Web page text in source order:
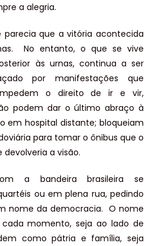
a alegria.
parecia que a vitória acontecida
No entanto, o que se vive
às urnas, continua a ser
por manifestações que
o direito de ir e vir,
podem dar o último abraço à
em hospital distante; bloqueiam
para tomar o ônibus que o
devolveria a visão.
a bandeira brasileira se
ou em plena rua, pedindo
nome da democracia. O nome
momento, seja ao lado de
como pátria e família, seja